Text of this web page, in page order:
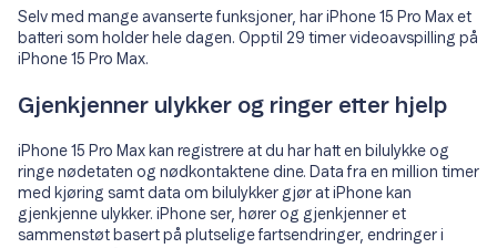
Selv med mange avanserte funksjoner, har iPhone 15 Pro Max et
batteri som holder hele dagen. Opptil 29 timer videoavspilling på
iPhone 15 Pro Max.
Gjenkjenner ulykker og ringer etter hjelp
iPhone 15 Pro Max kan registrere at du har hatt en bilulykke og
ringe nødetaten og nødkontaktene dine. Data fra en million timer
med kjøring samt data om bilulykker gjør at iPhone kan
gjenkjenne ulykker. iPhone ser, hører og gjenkjenner et
sammenstøt basert på plutselige fartsendringer, endringer i